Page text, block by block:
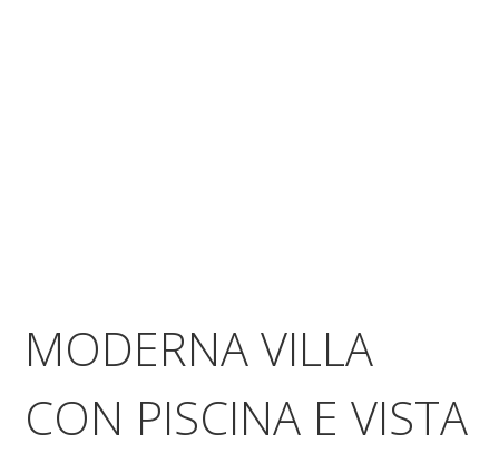
MODERNA VILLA
CON PISCINA E VISTA